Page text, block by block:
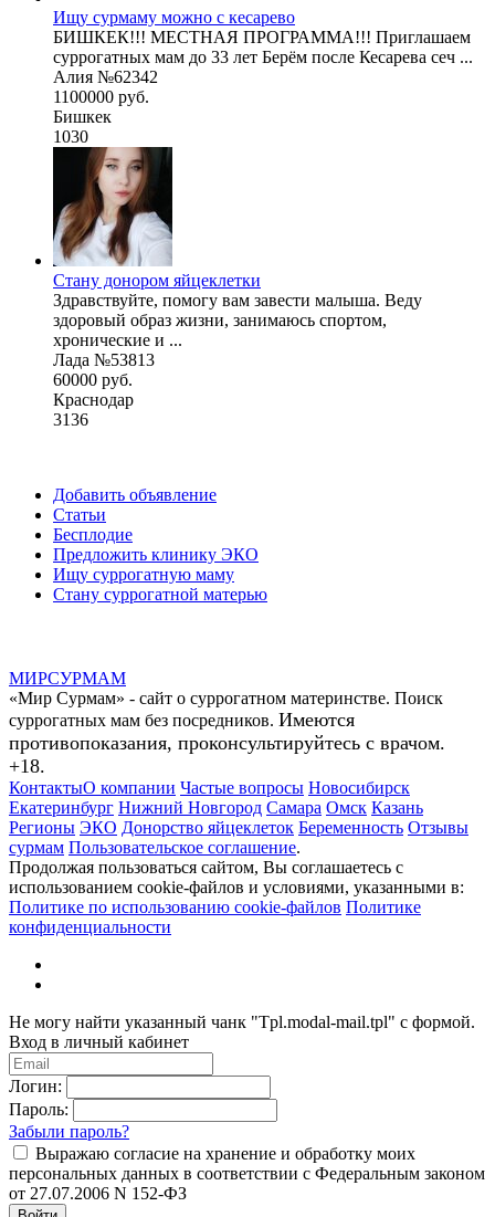
Ищу сурмаму можно с кесарево
БИШКЕК!!! МЕСТНАЯ ПРОГРАММА!!! Приглашаем
суррогатных мам до 33 лет Берём после Кесарева сеч ...
Алия №62342
1100000 руб.
Бишкек
1030
Стану донором яйцеклетки
Здравствуйте, помогу вам завести малыша. Веду
здоровый образ жизни, занимаюсь спортом,
хронические и ...
Лада №53813
60000 руб.
Краснодар
3136
Добавить объявление
Статьи
Бесплодие
Предложить клинику ЭКО
Ищу суррогатную маму
Стану суррогатной матерью
МИРСУРМАМ
«Мир Сурмам» - сайт о суррогатном материнстве. Поиск
суррогатных мам без посредников. Имеются
противопоказания, проконсультируйтесь с врачом.
+18.
КонтактыО компании Частые вопросы Новосибирск
Екатеринбург Нижний Новгород Самара Омск Казань
Регионы ЭКО Донорство яйцеклеток Беременность Отзывы
сурмам Пользовательское соглашение.
Продолжая пользоваться сайтом, Вы соглашаетесь с
использованием cookie-файлов и условиями, указанными в:
Политике по использованию cookie-файлов Политике
конфиденциальности
Не могу найти указанный чанк "Tpl.modal-mail.tpl" с формой.
Вход в личный кабинет
Логин:
Пароль:
Забыли пароль?
Выражаю согласие на хранение и обработку моих
персональных данных в соответствии с Федеральным законом
от 27.07.2006 N 152-ФЗ